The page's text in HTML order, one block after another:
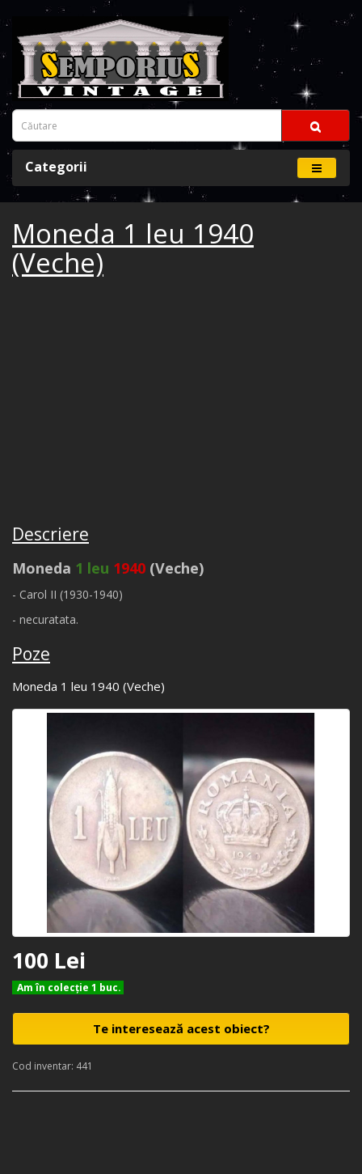
Categorii
Moneda 1 leu 1940
(Veche)
Descriere
Moneda 1 leu 1940 (Veche)
- Carol II (1930-1940)
- necuratata.
Poze
Moneda 1 leu 1940 (Veche)
100 Lei
Am în colecţie 1 buc.
Te interesează acest obiect?
Cod inventar: 441